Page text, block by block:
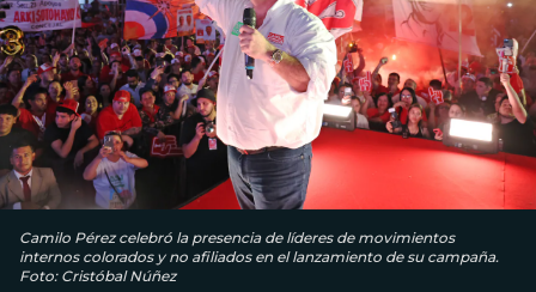
Camilo Pérez celebró la presencia de líderes de movimientos
internos colorados y no afiliados en el lanzamiento de su campaña.
Foto: Cristóbal Núñez